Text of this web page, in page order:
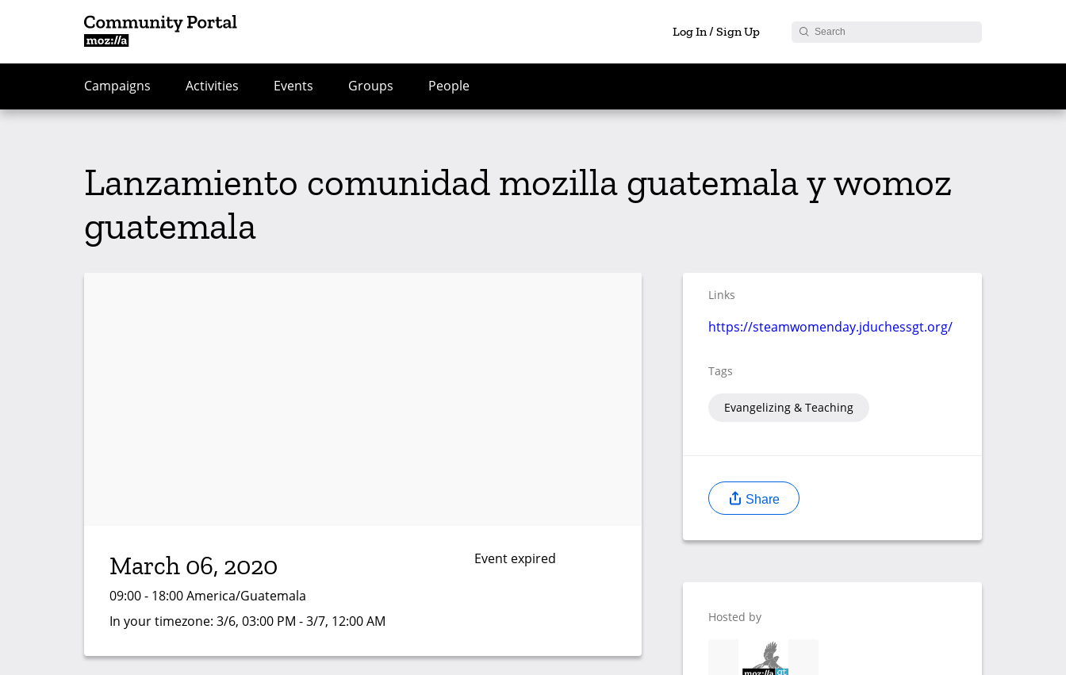
Log In / Sign Up
Campaigns Activities Events Groups People
Lanzamiento comunidad mozilla guatemala y womoz
guatemala
March 06, 2020
09:00 - 18:00 America/Guatemala
In your timezone: 3/6, 03:00 PM - 3/7, 12:00 AM
Event expired
Links
https://steamwomenday.jduchessgt.org/
Tags
Evangelizing & Teaching
Share
Hosted by